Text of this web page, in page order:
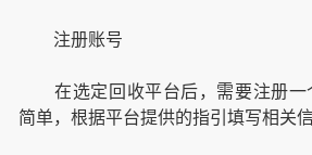
注册账号
在选定回收平台后，需要注册一
简单，根据平台提供的指引填写相关信